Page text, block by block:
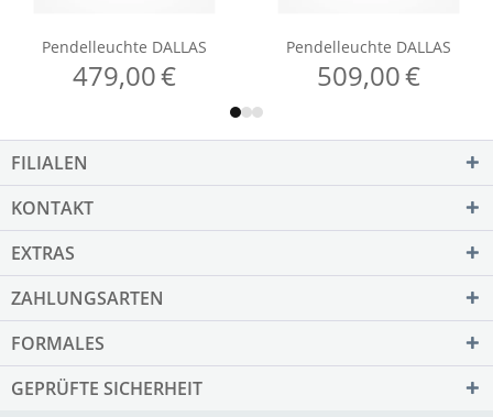
FILIALEN
KONTAKT
EXTRAS
ZAHLUNGSARTEN
FORMALES
GEPRÜFTE SICHERHEIT